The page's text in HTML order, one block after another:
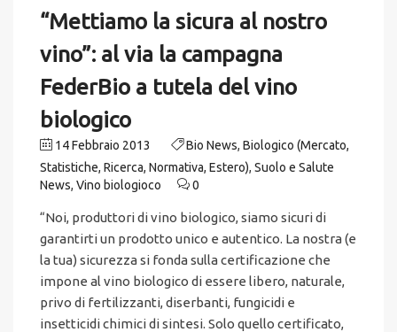
“Mettiamo la sicura al nostro
vino”: al via la campagna
FederBio a tutela del vino
biologico
14 Febbraio 2013 Bio News, Biologico (Mercato,
Statistiche, Ricerca, Normativa, Estero), Suolo e Salute
News, Vino biologioco 0
“Noi, produttori di vino biologico, siamo sicuri di
garantirti un prodotto unico e autentico. La nostra (e
la tua) sicurezza si fonda sulla certificazione che
impone al vino biologico di essere libero, naturale,
privo di fertilizzanti, diserbanti, fungicidi e
insetticidi chimici di sintesi. Solo quello certificato,